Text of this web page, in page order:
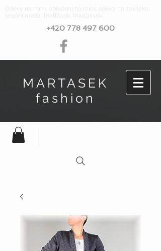
Oděvy na míru, oblečení na míru, oděvy na zakázku,
sezóní móda, Marťásek, Martassek
+420 778 497 600
MARTASEK
fashion